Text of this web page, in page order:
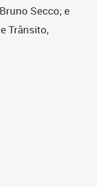
Secco; e
Trânsito,